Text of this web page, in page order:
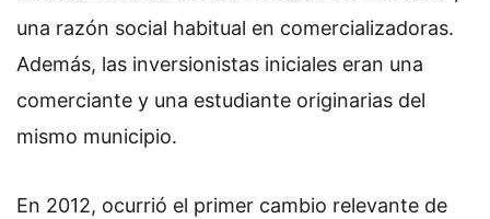
una razón social habitual en comercializadoras.
Además, las inversionistas iniciales eran una
comerciante y una estudiante originarias del
mismo municipio.
En 2012, ocurrió el primer cambio relevante de